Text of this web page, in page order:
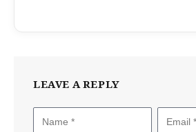
LEAVE A REPLY